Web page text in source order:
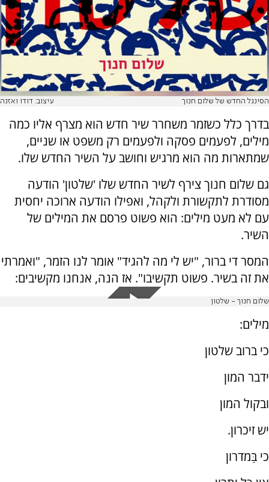
הסינגל החדש של שלום חנוך עיצוב: דודו ואזנה
בדרך כלל כשזמר משחרר שיר חדש הוא מצרף אליו כמה
מילים, לפעמים פסקה ולפעמים רק משפט או שניים,
שמתארות מה הוא מרגיש וחושב על השיר החדש שלו.
גם שלום חנוך צירף לשיר החדש שלו 'שלטון' הודעה
מסודרת לתקשורת ולקהל, ואפילו הודעה ארוכה יחסית
עם לא מעט מילים: הוא פשוט פרסם את המילים של
השיר.
המסר די ברור, "יש לי מה להגיד" אומר לנו הזמר, "ואמרתי
את זה בשיר. פשוט תקשיבו". אז הנה, אנחנו מקשיבים:
שלום חנוך - שלטון
מילים:
כי ברוב שלטון
ידבר המון
ובקול המון
יש זיכרון.
כי בַּמדרון